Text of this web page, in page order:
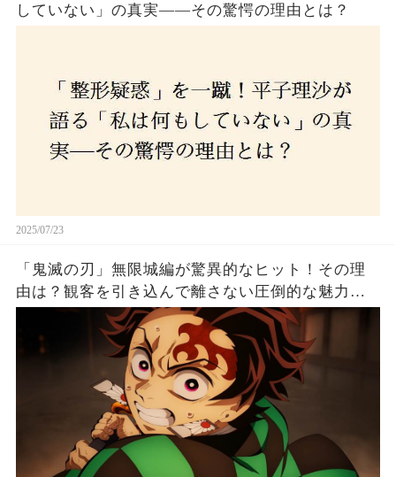
していない」の真実——その驚愕の理由とは？
2025/07/23
「鬼滅の刃」無限城編が驚異的なヒット！その理
由は？観客を引き込んで離さない圧倒的な魅力と